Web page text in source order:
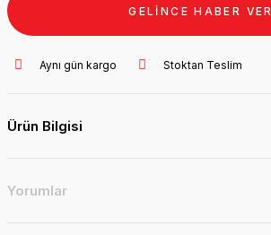
GELİNCE HABER VER
Aynı gün kargo Stoktan Teslim
Ürün Bilgisi
Yorumlar